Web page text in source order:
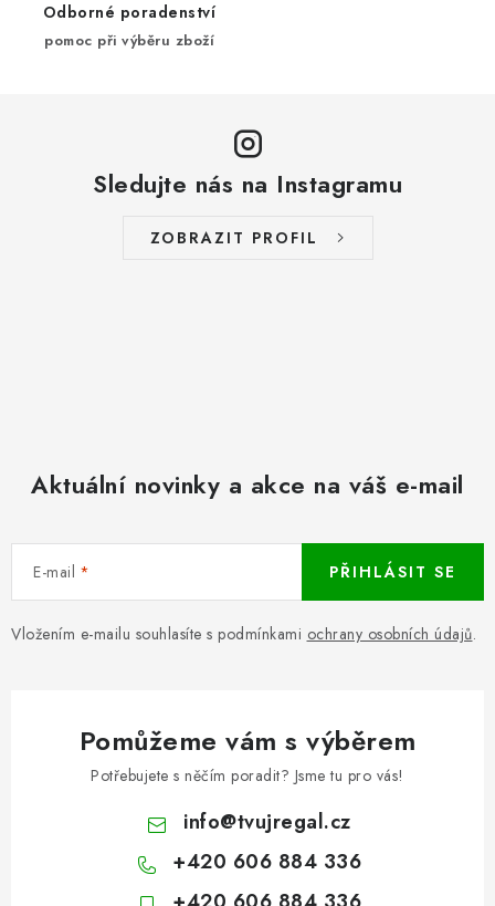
Odborné poradenství
pomoc při výběru zboží
Sledujte nás na Instagramu
ZOBRAZIT PROFIL
Aktuální novinky a akce na váš e-mail
E-mail
Vložením e-mailu souhlasíte s podmínkami ochrany osobních údajů.
PŘIHLÁSIT SE
Pomůžeme vám s výběrem
Potřebujete s něčím poradit? Jsme tu pro vás!
info@tvujregal.cz
+420 606 884 336